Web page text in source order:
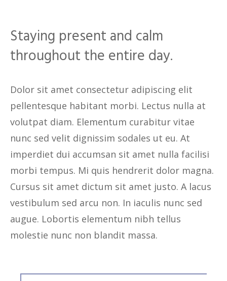
Staying present and calm
throughout the entire day.
Dolor sit amet consectetur adipiscing elit
pellentesque habitant morbi. Lectus nulla at
volutpat diam. Elementum curabitur vitae
nunc sed velit dignissim sodales ut eu. At
imperdiet dui accumsan sit amet nulla facilisi
morbi tempus. Mi quis hendrerit dolor magna.
Cursus sit amet dictum sit amet justo. A lacus
vestibulum sed arcu non. In iaculis nunc sed
augue. Lobortis elementum nibh tellus
molestie nunc non blandit massa.